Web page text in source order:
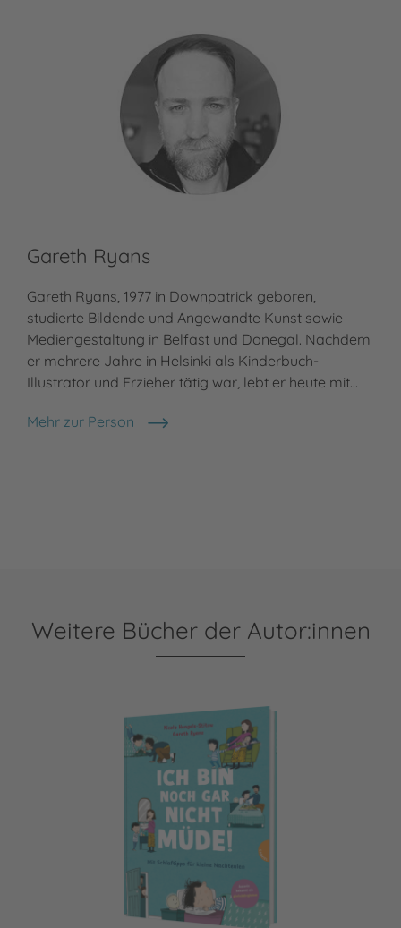
Gareth Ryans
Gareth Ryans, 1977 in Downpatrick geboren,
studierte Bildende und Angewandte Kunst sowie
Mediengestaltung in Belfast und Donegal. Nachdem
er mehrere Jahre in Helsinki als Kinderbuch-
Illustrator und Erzieher tätig war, lebt er heute mit…
Mehr zur Person
Gareth Ryans
Weitere Bücher der Autor:innen